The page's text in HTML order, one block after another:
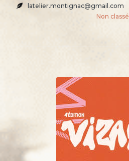
latelier.montignac@gmail.com
Non classé